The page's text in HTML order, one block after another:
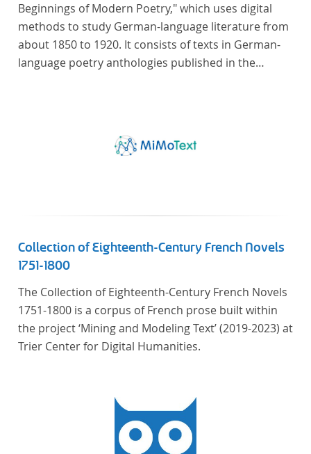
Beginnings of Modern Poetry," which uses digital
methods to study German-language literature from
about 1850 to 1920. It consists of texts in German-
language poetry anthologies published in the
of the anthologies published around 1900, on
poems that the anthologists considered "modern".
Collection of Eighteenth-Century French Novels
1751-1800
The Collection of Eighteenth-Century French Novels
1751-1800 is a corpus of French prose built within
the project ‘Mining and Modeling Text’ (2019-2023) at
Trier Center for Digital Humanities.